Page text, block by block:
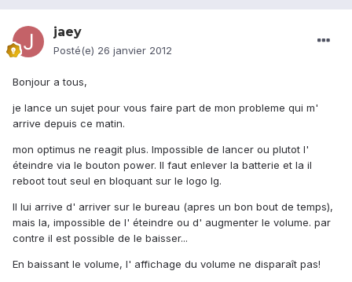
jaey
Posté(e) 26 janvier 2012
Bonjour a tous,
je lance un sujet pour vous faire part de mon probleme qui m'
arrive depuis ce matin.
mon optimus ne reagit plus. Impossible de lancer ou plutot l'
éteindre via le bouton power. Il faut enlever la batterie et la il
reboot tout seul en bloquant sur le logo lg.
Il lui arrive d' arriver sur le bureau (apres un bon bout de temps),
mais la, impossible de l' éteindre ou d' augmenter le volume. par
contre il est possible de le baisser...
En baissant le volume, l' affichage du volume ne disparaît pas!